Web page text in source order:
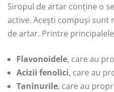
Siropul de artar conține o
active. Acești compuși
de artar. Printre
Flavonoidele, care au
Acizii fenolici, care au
Taninurile, care au